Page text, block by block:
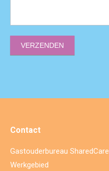
VERZENDEN
Contact
Gastouderbureau SharedCare
Werkgebied